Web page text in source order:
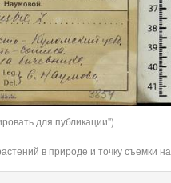
для публикации")
в природе и точку съемки на